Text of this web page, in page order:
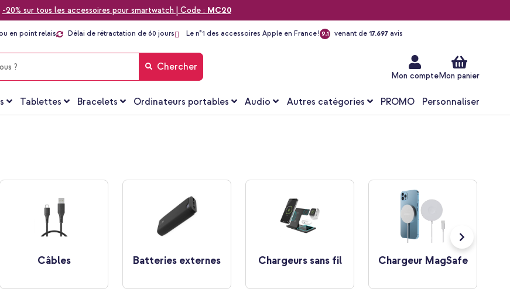
-20% sur tous les accessoires pour smartwatch | Code : MC20
en point relais Délai de rétractation de 60 jours Le n°1 des accessoires Apple en France ! 9,1 venant de 17.697 avis
Mon compteMon panier
Chercher
Tablettes Bracelets Ordinateurs portables Audio Autres catégories PROMO Personnaliser
Câbles Batteries externes Chargeurs sans fil Chargeur MagSafe